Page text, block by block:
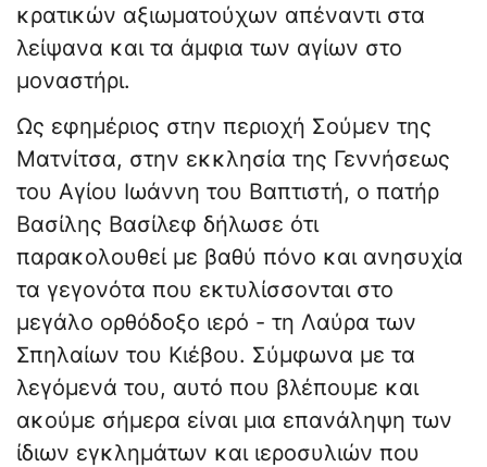
κρατικών αξιωματούχων απέναντι στα
λείψανα και τα άμφια των αγίων στο
μοναστήρι.
Ως εφημέριος στην περιοχή Σούμεν της
Ματνίτσα, στην εκκλησία της Γεννήσεως
του Αγίου Ιωάννη του Βαπτιστή, ο πατήρ
Βασίλης Βασίλεφ δήλωσε ότι
παρακολουθεί με βαθύ πόνο και ανησυχία
τα γεγονότα που εκτυλίσσονται στο
μεγάλο ορθόδοξο ιερό - τη Λαύρα των
Σπηλαίων του Κιέβου. Σύμφωνα με τα
λεγόμενά του, αυτό που βλέπουμε και
ακούμε σήμερα είναι μια επανάληψη των
ίδιων εγκλημάτων και ιεροσυλιών που